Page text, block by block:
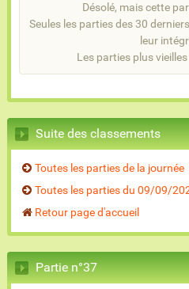
Désolé, mais cette
Seules les parties des 30
leur
Les parties plus
Suite des classements
Toutes les parties de la journée
Toutes les parties du 09/09/
Retour page d'accueil
Partie n°37